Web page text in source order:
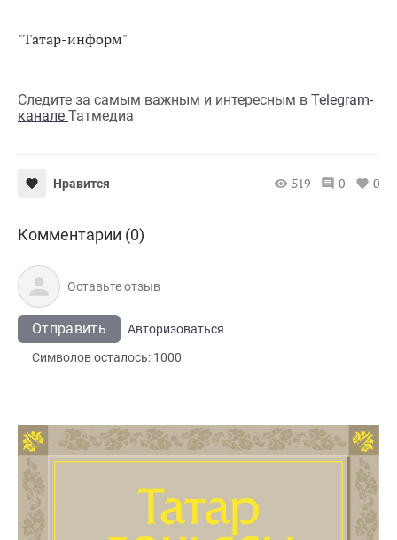
"Татар-информ"
Следите за самым важным и интересным в Telegram-
канале Татмедиа
Нравится 519 0 0
Комментарии (0)
Отправить
Авторизоваться
Символов осталось: 1000